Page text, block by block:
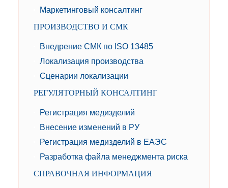
Маркетинговый консалтинг
ПРОИЗВОДСТВО И СМК
Внедрение СМК по ISO 13485
Локализация производства
Сценарии локализации
РЕГУЛЯТОРНЫЙ КОНСАЛТИНГ
Регистрация медизделий
Внесение изменений в РУ
Регистрация медизделий в ЕАЭС
Разработка файла менеджмента риска
СПРАВОЧНАЯ ИНФОРМАЦИЯ